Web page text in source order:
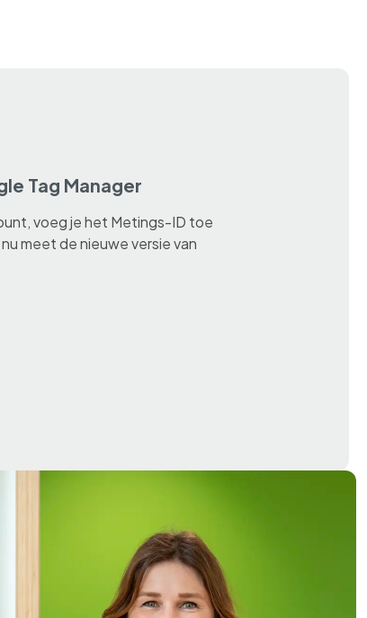
Tag Manager
voeg je het Metings-ID toe
meet de nieuwe versie van